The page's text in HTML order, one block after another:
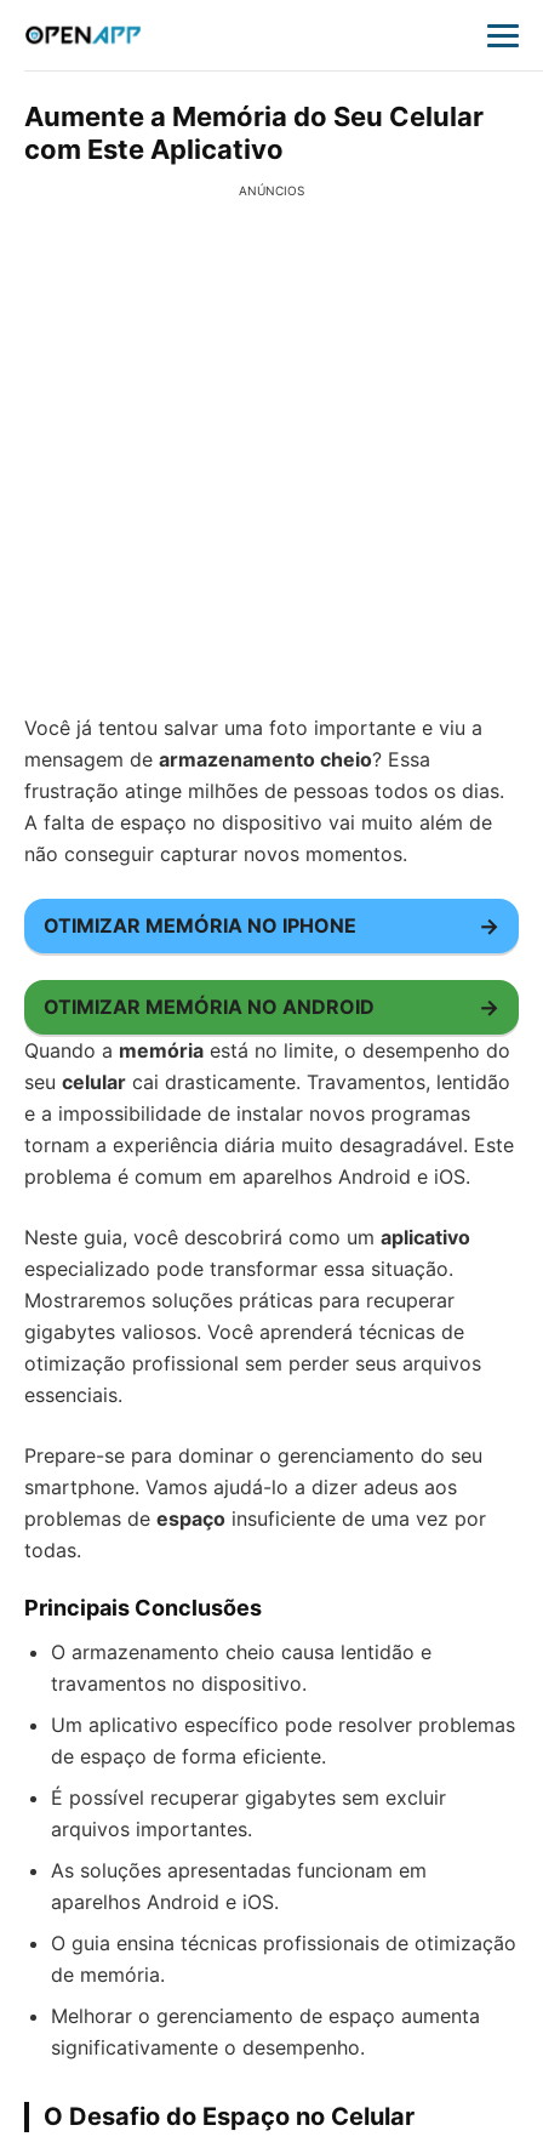
Aumente a Memória do Seu Celular
com Este Aplicativo
ANÚNCIOS
Você já tentou salvar uma foto importante e viu a
mensagem de armazenamento cheio? Essa
frustração atinge milhões de pessoas todos os dias.
A falta de espaço no dispositivo vai muito além de
não conseguir capturar novos momentos.
OTIMIZAR MEMÓRIA NO IPHONE →
OTIMIZAR MEMÓRIA NO ANDROID →
Quando a memória está no limite, o desempenho do
seu celular cai drasticamente. Travamentos, lentidão
e a impossibilidade de instalar novos programas
tornam a experiência diária muito desagradável. Este
problema é comum em aparelhos Android e iOS.
Neste guia, você descobrirá como um aplicativo
especializado pode transformar essa situação.
Mostraremos soluções práticas para recuperar
gigabytes valiosos. Você aprenderá técnicas de
otimização profissional sem perder seus arquivos
essenciais.
Prepare-se para dominar o gerenciamento do seu
smartphone. Vamos ajudá-lo a dizer adeus aos
problemas de espaço insuficiente de uma vez por
todas.
Principais Conclusões
O armazenamento cheio causa lentidão e
travamentos no dispositivo.
Um aplicativo específico pode resolver problemas
de espaço de forma eficiente.
É possível recuperar gigabytes sem excluir
arquivos importantes.
As soluções apresentadas funcionam em
aparelhos Android e iOS.
O guia ensina técnicas profissionais de otimização
de memória.
Melhorar o gerenciamento de espaço aumenta
significativamente o desempenho.
O Desafio do Espaço no Celular